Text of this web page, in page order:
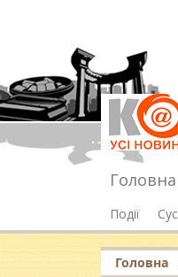
Головна
Події
Головна